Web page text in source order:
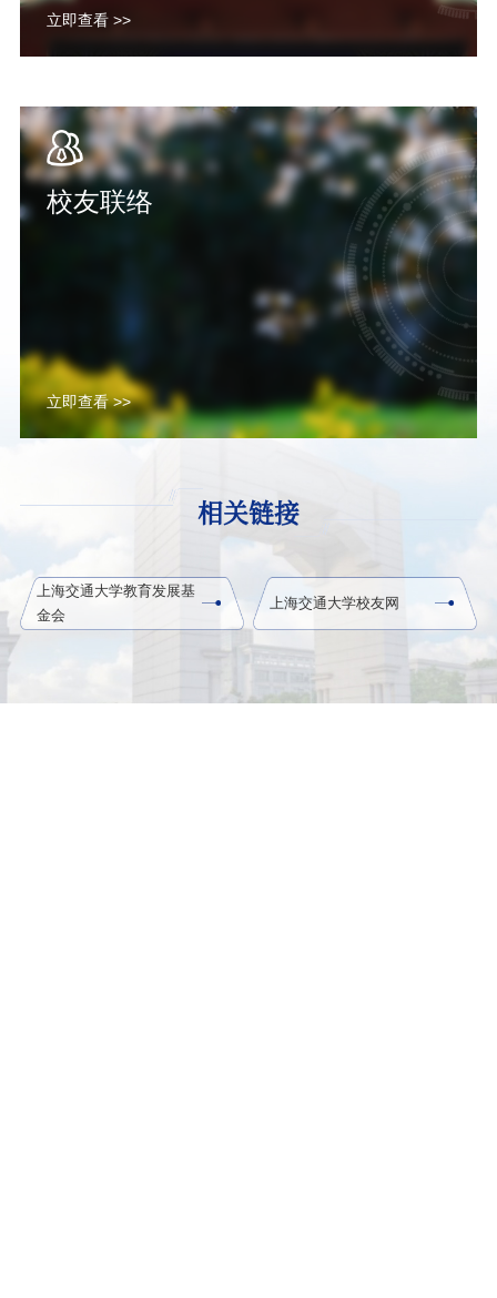
立即查看 >>
校友联络
立即查看 >>
相关链接
上海交通大学教育发展基
金会
上海交通大学校友网